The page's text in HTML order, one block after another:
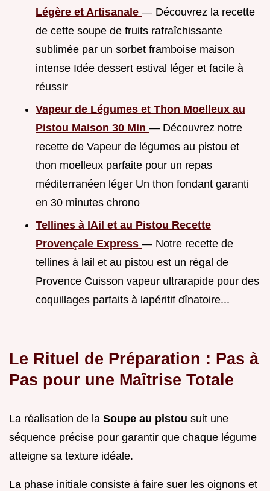
Légère et Artisanale — Découvrez la recette
de cette soupe de fruits rafraîchissante
sublimée par un sorbet framboise maison
intense Idée dessert estival léger et facile à
réussir
Vapeur de Légumes et Thon Moelleux au
Pistou Maison 30 Min — Découvrez notre
recette de Vapeur de légumes au pistou et
thon moelleux parfaite pour un repas
méditerranéen léger Un thon fondant garanti
en 30 minutes chrono
Tellines à lAil et au Pistou Recette
Provençale Express — Notre recette de
tellines à lail et au pistou est un régal de
Provence Cuisson vapeur ultrarapide pour des
coquillages parfaits à lapéritif dînatoire...
Le Rituel de Préparation : Pas à
Pas pour une Maîtrise Totale
La réalisation de la Soupe au pistou suit une
séquence précise pour garantir que chaque légume
atteigne sa texture idéale.
La phase initiale consiste à faire suer les oignons et